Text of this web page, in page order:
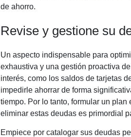
de ahorro.
Revise y gestione su
Un aspecto indispensable para
exhaustiva y una gestión proactiva
interés, como los saldos de tarjetas
impedirle ahorrar de forma
tiempo. Por lo tanto, formular un
eliminar estas deudas es primordial
Empiece por catalogar sus deudas